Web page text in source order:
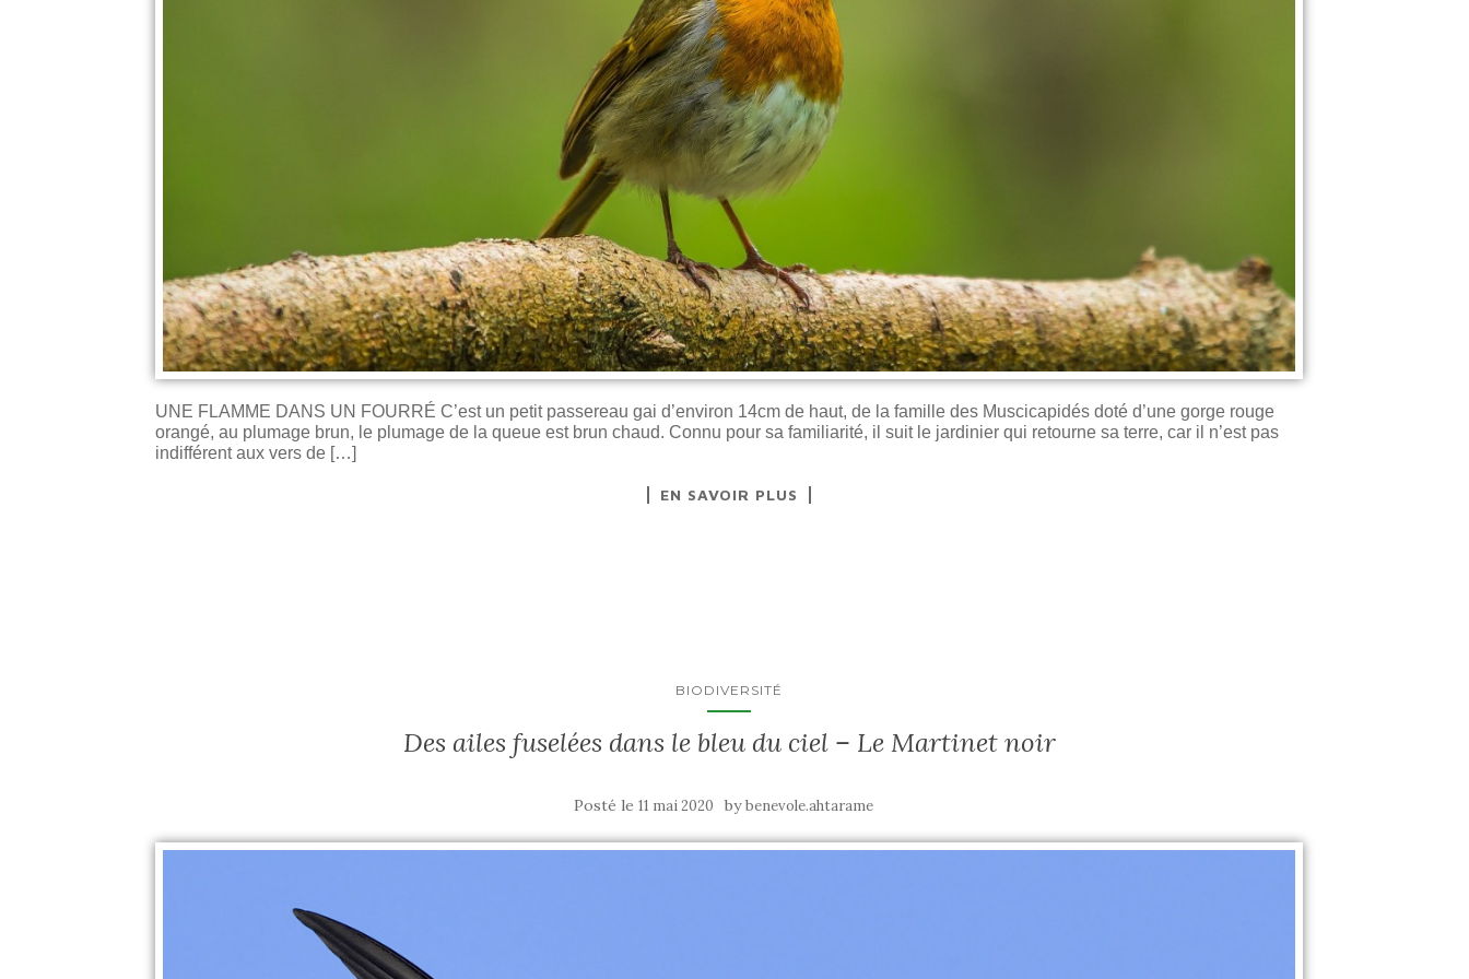
UNE FLAMME DANS UN FOURRÉ C’est un petit passereau gai d’environ 14cm de haut, de la famille des Muscicapidés doté d’une gorge rouge
orangé, au plumage brun, le plumage de la queue est brun chaud. Connu pour sa familiarité, il suit le jardinier qui retourne sa terre, car il n’est pas
indifférent aux vers de […]
EN SAVOIR PLUS
BIODIVERSITÉ
Des ailes fuselées dans le bleu du ciel – Le Martinet noir
Posté le 11 mai 2020 bybenevole.ahtarame